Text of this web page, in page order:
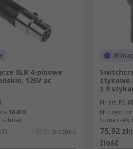
XLR 4-pinowe
125V ac
TA4FX
sztuka)
107,91 zł/sztuka
W
stykowe
z 9
Nr art. RS
Nr części
Suma
75,92 zł
Ilość